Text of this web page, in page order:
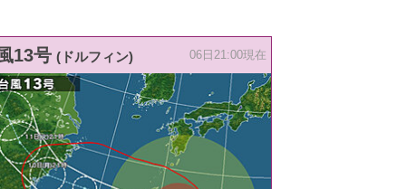
13号 (ドルフィン) 06日21:00現在